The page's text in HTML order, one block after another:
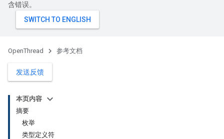
含错误。
OpenThread 参考文档
发送反馈
本页内容
摘要
枚举
类型定义符